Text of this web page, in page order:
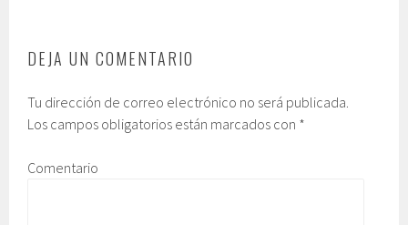
DEJA UN COMENTARIO
Tu dirección de correo electrónico no será publicada.
Los campos obligatorios están marcados con *
Comentario